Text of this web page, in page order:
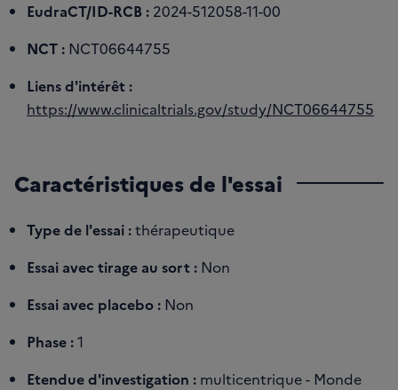
EudraCT/ID-RCB : 2024-512058-11-00
NCT : NCT06644755
Liens d'intérêt :
https://www.clinicaltrials.gov/study/NCT06644755
Caractéristiques de l'essai
Type de l'essai :thérapeutique
Essai avec tirage au sort : Non
Essai avec placebo : Non
Phase :1
Etendue d'investigation : multicentrique - Monde